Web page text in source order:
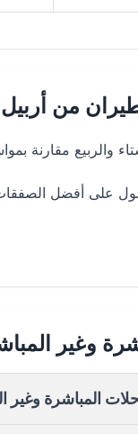
من أربيل
والربيع مقارنة
على أفضل
وغير
المباشرة وغير